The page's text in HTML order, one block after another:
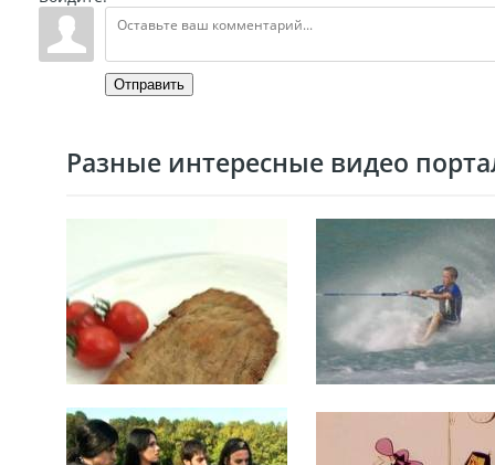
Отправить
Разные интересные видео